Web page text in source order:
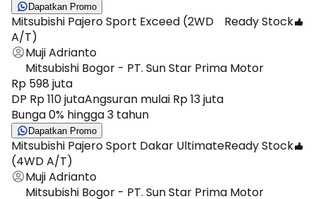
Dapatkan Promo
Mitsubishi Pajero Sport Exceed (2WD
A/T)
Ready Stock
Muji Adrianto
Mitsubishi Bogor - PT. Sun Star Prima Motor
Rp 598 juta
DP Rp 110 jutaAngsuran mulai Rp 13 juta
Bunga 0% hingga 3 tahun
Dapatkan Promo
Mitsubishi Pajero Sport Dakar Ultimate
(4WD A/T)
Ready Stock
Muji Adrianto
Mitsubishi Bogor - PT. Sun Star Prima Motor